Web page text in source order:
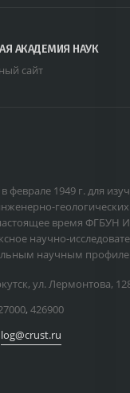
АКАДЕМИЯ НАУК
сайт
феврале 1949 г. для
геологических
время ФГБУН
научно-
научным
ул. Лермонтова,
, 426900
log@crust.ru